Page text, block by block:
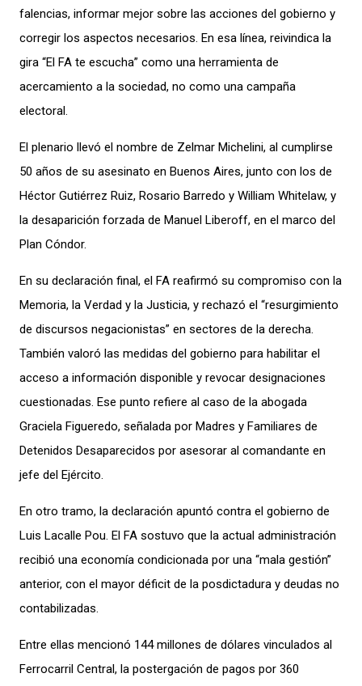
falencias, informar mejor sobre las acciones del gobierno y
corregir los aspectos necesarios. En esa línea, reivindica la
gira “El FA te escucha” como una herramienta de
acercamiento a la sociedad, no como una campaña
electoral.
El plenario llevó el nombre de Zelmar Michelini, al cumplirse
50 años de su asesinato en Buenos Aires, junto con los de
Héctor Gutiérrez Ruiz, Rosario Barredo y William Whitelaw, y
la desaparición forzada de Manuel Liberoff, en el marco del
Plan Cóndor.
En su declaración final, el FA reafirmó su compromiso con la
Memoria, la Verdad y la Justicia, y rechazó el “resurgimiento
de discursos negacionistas” en sectores de la derecha.
También valoró las medidas del gobierno para habilitar el
acceso a información disponible y revocar designaciones
cuestionadas. Ese punto refiere al caso de la abogada
Graciela Figueredo, señalada por Madres y Familiares de
Detenidos Desaparecidos por asesorar al comandante en
jefe del Ejército.
En otro tramo, la declaración apuntó contra el gobierno de
Luis Lacalle Pou. El FA sostuvo que la actual administración
recibió una economía condicionada por una “mala gestión”
anterior, con el mayor déficit de la posdictadura y deudas no
contabilizadas.
Entre ellas mencionó 144 millones de dólares vinculados al
Ferrocarril Central, la postergación de pagos por 360